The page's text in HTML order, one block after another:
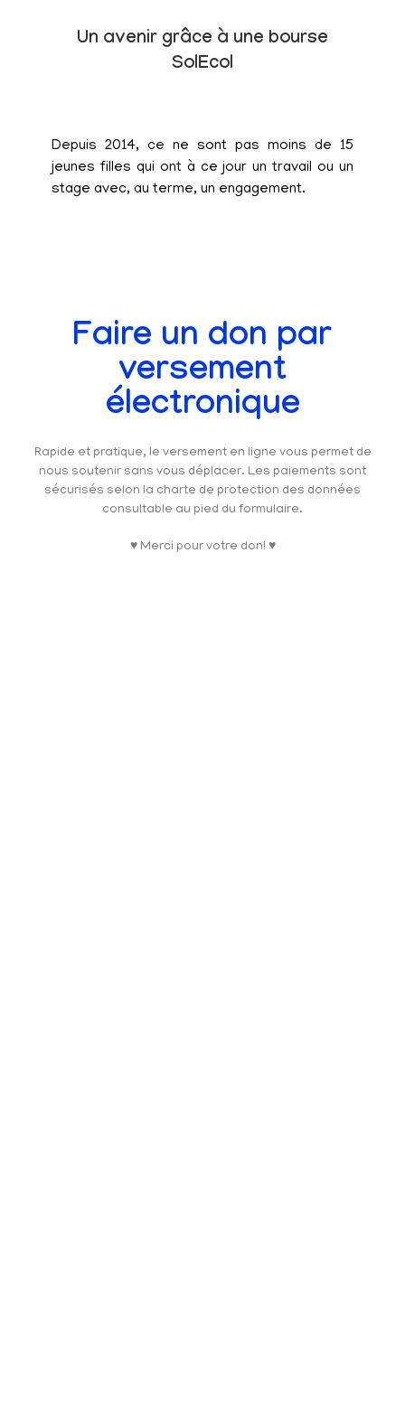
Un avenir grâce à une bourse
SolEcol
Depuis 2014, ce ne sont pas moins de 15
jeunes filles qui ont à ce jour un travail ou un
stage avec, au terme, un engagement.
Faire un don par
versement
électronique
Rapide et pratique, le versement en ligne vous permet de
nous soutenir sans vous déplacer. Les paiements sont
sécurisés selon la charte de protection des données
consultable au pied du formulaire.
♥ Merci pour votre don! ♥